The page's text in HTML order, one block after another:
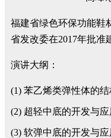
福建省绿色环保功能鞋
省发改委在2017年批准
演讲大纲：
(1) 苯乙烯类弹性体的结
(2) 超轻中底的开发与应
(3) 软弹中底的开发与应